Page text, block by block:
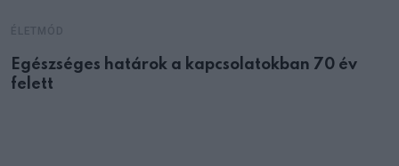
Egészséges határok a kapcsolatokban 70 év
felett